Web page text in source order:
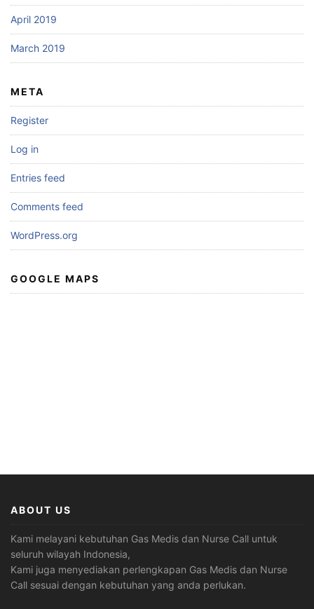
April 2019
March 2019
META
Register
Log in
Entries feed
Comments feed
WordPress.org
GOOGLE MAPS
ABOUT US
Kami melayani kebutuhan Gas Medis dan Nurse Call untuk
seluruh wilayah Indonesia,
Kami juga menyediakan perlengkapan Gas Medis dan Nurse
Call sesuai dengan kebutuhan yang anda perlukan.